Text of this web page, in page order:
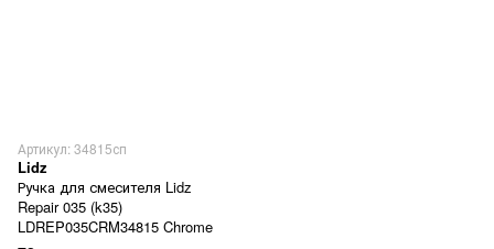
Артикул: 34815сп
Lidz
Ручка для смесителя Lidz
Repair 035 (k35)
LDREP035CRM34815 Chrome